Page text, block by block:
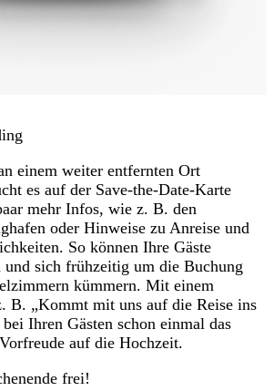
einem weiter entfernten Ort
es auf der Save-the-Date-Karte
mehr Infos, wie z. B. den
oder Hinweise zu Anreise und
So können Ihre Gäste
und sich frühzeitig um die Buchung
kümmern. Mit einem
B. „Kommt mit uns auf die Reise ins
Ihren Gästen schon einmal das
auf die Hochzeit.
frei!